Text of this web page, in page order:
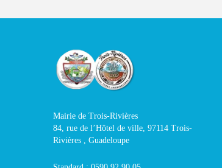
Mairie de Trois-Rivières
84, rue de l’Hôtel de ville, 97114 Trois-
Rivières , Guadeloupe